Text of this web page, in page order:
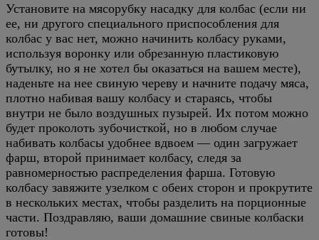
Установите на мясорубку насадку для колбас (если ни
ее, ни другого специального приспособления для
колбас у вас нет, можно начинить колбасу руками,
используя воронку или обрезанную пластиковую
бутылку, но я не хотел бы оказаться на вашем месте),
наденьте на нее свиную череву и начните подачу мяса,
плотно набивая вашу колбасу и стараясь, чтобы
внутри не было воздушных пузырей. Их потом можно
будет проколоть зубочисткой, но в любом случае
набивать колбасы удобнее вдвоем — один загружает
фарш, второй принимает колбасу, следя за
равномерностью распределения фарша. Готовую
колбасу завяжите узелком с обеих сторон и прокрутите
в нескольких местах, чтобы разделить на порционные
части. Поздравляю, ваши домашние свиные колбаски
готовы!